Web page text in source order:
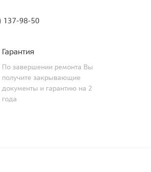
137-98-50
Гарантия
По завершении ремонта Вы
получите закрывающие
документы и гарантию на 2
года